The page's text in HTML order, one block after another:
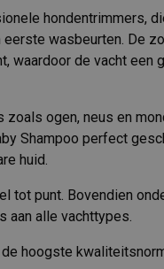
hondentrimmers,
wasbeurten. De
waardoor de vacht een
ogen, neus en
Shampoo perfect
huid.
tot punt. Bovendien
aan alle vachttypes.
hoogste